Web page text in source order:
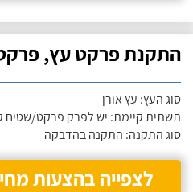
התקנת פרקט עץ,
סוג העץ: עץ אורן
תשתית קיימת: יש לפרק פרקט/שטיח
סוג התקנה: התקנה בהדבקה
לצפייה בהצעות